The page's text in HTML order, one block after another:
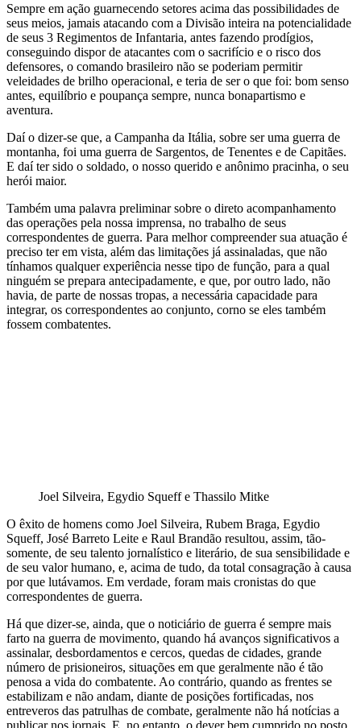
Sempre em ação guarnecendo setores acima das possibilidades de
seus meios, jamais atacando com a Divisão inteira na potencialidade
de seus 3 Regimentos de Infantaria, antes fazendo prodígios,
conseguindo dispor de atacantes com o sacrifício e o risco dos
defensores, o comando brasileiro não se poderiam permitir
veleidades de brilho operacional, e teria de ser o que foi: bom senso
antes, equilíbrio e poupança sempre, nunca bonapartismo e
aventura.
Daí o dizer-se que, a Campanha da Itália, sobre ser uma guerra de
montanha, foi uma guerra de Sargentos, de Tenentes e de Capitães.
E daí ter sido o soldado, o nosso querido e anônimo pracinha, o seu
herói maior.
Também uma palavra preliminar sobre o direto acompanhamento
das operações pela nossa imprensa, no trabalho de seus
correspondentes de guerra. Para melhor compreender sua atuação é
preciso ter em vista, além das limitações já assinaladas, que não
tínhamos qualquer experiência nesse tipo de função, para a qual
ninguém se prepara antecipadamente, e que, por outro lado, não
havia, de parte de nossas tropas, a necessária capacidade para
integrar, os correspondentes ao conjunto, corno se eles também
fossem combatentes.
Joel Silveira, Egydio Squeff e Thassilo Mitke
O êxito de homens como Joel Silveira, Rubem Braga, Egydio
Squeff, José Barreto Leite e Raul Brandão resultou, assim, tão-
somente, de seu talento jornalístico e literário, de sua sensibilidade e
de seu valor humano, e, acima de tudo, da total consagração à causa
por que lutávamos. Em verdade, foram mais cronistas do que
correspondentes de guerra.
Há que dizer-se, ainda, que o noticiário de guerra é sempre mais
farto na guerra de movimento, quando há avanços significativos a
assinalar, desbordamentos e cercos, quedas de cidades, grande
número de prisioneiros, situações em que geralmente não é tão
penosa a vida do combatente. Ao contrário, quando as frentes se
estabilizam e não andam, diante de posições fortificadas, nos
entreveros das patrulhas de combate, geralmente não há notícias a
publicar nos jornais. E, no entanto, o dever bem cumprido no posto